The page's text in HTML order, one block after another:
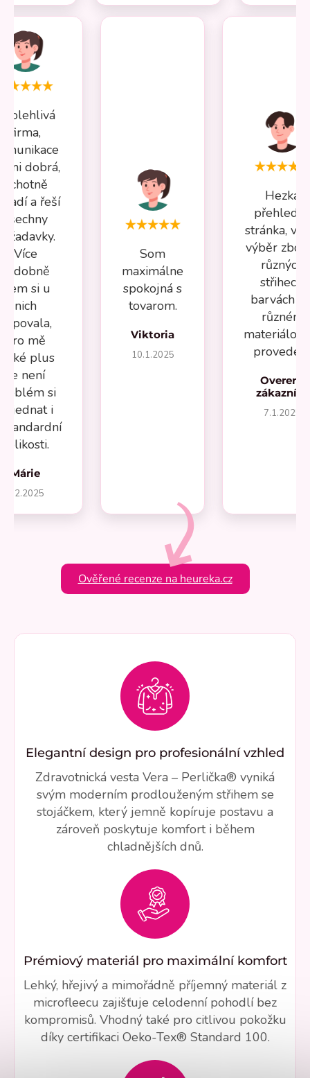
firma,
dobrá,
ochotně
a řeší
všechny
Více
nádobně
jsem si u
nich
pro mě
plus
že není
si
i
velikosti.
Márie
1.2.2025
Som
maximálne
spokojná s
tovarom.
Viktoria
10.1.2025
Hezká
stránka,
výběr
různých
střihech,
barvách a
různém
Overený
zákazník
7.1.2025
Ověřené recenze na heureka.cz
Elegantní design pro profesionální vzhled
Zdravotnická vesta Vera – Perlička® vyniká
svým moderním prodlouženým střihem se
stojáčkem, který jemně kopíruje postavu a
zároveň poskytuje komfort i během
chladnějších dnů.
Prémiový materiál pro maximální komfort
Lehký, hřejivý a mimořádně příjemný materiál z
microfleecu zajišťuje celodenní pohodlí bez
kompromisů. Vhodný také pro citlivou pokožku
díky certifikaci Oeko-Tex® Standard 100.